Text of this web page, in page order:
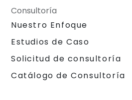
Consultoría
Nuestro Enfoque
Estudios de Caso
Solicitud de consultoría
Catálogo de Consultoría